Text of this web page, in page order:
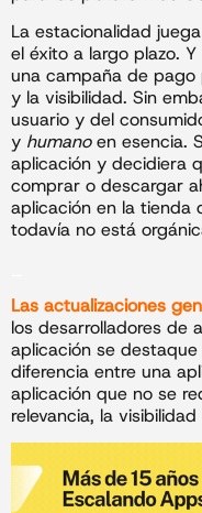
La estacionalidad
el éxito a largo plazo.
una campaña de
y la visibilidad. Sin
usuario y del
y humanoen esencia.
aplicación y decidiera
comprar o descargar
aplicación en la tienda
todavía no está
Las actualizaciones
los desarrolladores de
aplicación se
diferencia entre una
aplicación que no se
relevancia, la